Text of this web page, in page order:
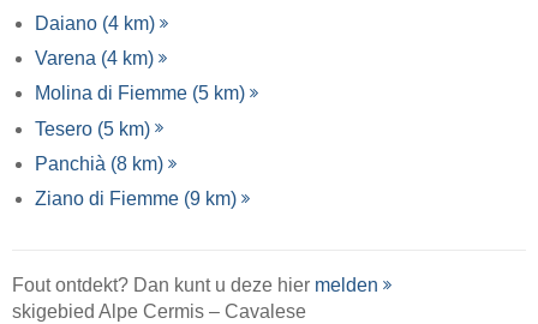
Daiano (4 km)
Varena (4 km)
Molina di Fiemme (5 km)
Tesero (5 km)
Panchià (8 km)
Ziano di Fiemme (9 km)
Fout ontdekt? Dan kunt u deze hier melden
skigebied Alpe Cermis – Cavalese